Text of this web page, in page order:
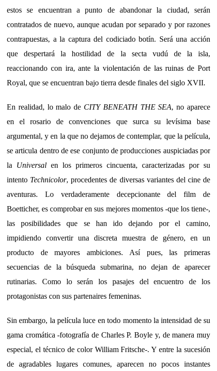
estos se encuentran a punto de abandonar la ciudad, serán
contratados de nuevo, aunque acudan por separado y por razones
contrapuestas, a la captura del codiciado botín. Será una acción
que despertará la hostilidad de la secta vudú de la isla,
reaccionando con ira, ante la violentación de las ruinas de Port
Royal, que se encuentran bajo tierra desde finales del siglo XVII.
En realidad, lo malo de CITY BENEATH THE SEA, no aparece
en el rosario de convenciones que surca su levísima base
argumental, y en la que no dejamos de contemplar, que la película,
se articula dentro de ese conjunto de producciones auspiciadas por
la Universal en los primeros cincuenta, caracterizadas por su
intento Technicolor, procedentes de diversas variantes del cine de
aventuras. Lo verdaderamente decepcionante del film de
Boetticher, es comprobar en sus mejores momentos -que los tiene-,
las posibilidades que se han ido dejando por el camino,
impidiendo convertir una discreta muestra de género, en un
producto de mayores ambiciones. Así pues, las primeras
secuencias de la búsqueda submarina, no dejan de aparecer
rutinarias. Como lo serán los pasajes del encuentro de los
protagonistas con sus partenaires femeninas.
Sin embargo, la película luce en todo momento la intensidad de su
gama cromática -fotografía de Charles P. Boyle y, de manera muy
especial, el técnico de color William Fritsche-. Y entre la sucesión
de agradables lugares comunes, aparecen no pocos instantes